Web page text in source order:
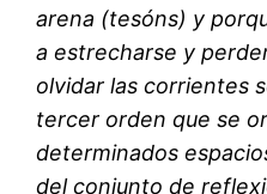
arena (tesóns) y
a estrecharse y
olvidar las corrientes
tercer orden que se
determinados
del conjunto de